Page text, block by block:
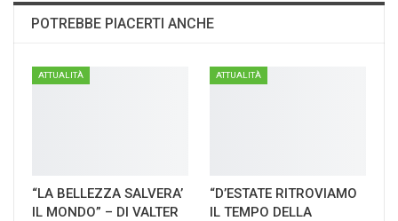
POTREBBE PIACERTI ANCHE
ATTUALITÀ
“LA BELLEZZA SALVERA’
IL MONDO” – DI VALTER
ATTUALITÀ
“D’ESTATE RITROVIAMO
IL TEMPO DELLA